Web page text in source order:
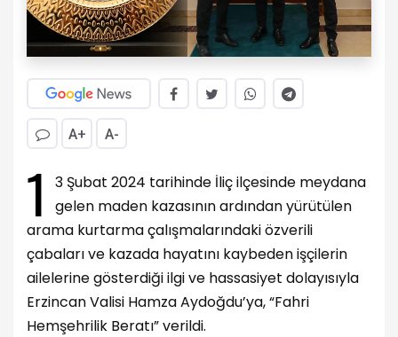
A+ A-
1
3 Şubat 2024 tarihinde İliç ilçesinde meydana
gelen maden kazasının ardından yürütülen
arama kurtarma çalışmalarındaki özverili
çabaları ve kazada hayatını kaybeden işçilerin
ailelerine gösterdiği ilgi ve hassasiyet dolayısıyla
Erzincan Valisi Hamza Aydoğdu’ya, “Fahri
Hemşehrilik Beratı” verildi.